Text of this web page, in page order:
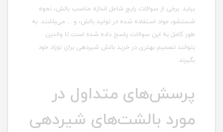
بیاید. برخی از سوالات رایج شامل اندازه مناسب بالش، نحوه
شستشو، مواد استفاده شده در تولید بالش، و ... می‌باشند. به
طور کامل به این سوالات پاسخ داده شده است تا والدین
بتوانند تصمیم بهتری در خرید بالش شیردهی برای نوزاد خود
بگیرند.
پرسش‌های متداول در
مورد بالشت‌های شیردهی